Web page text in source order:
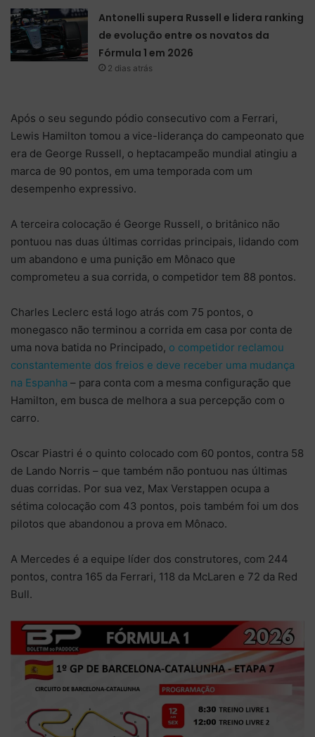
Antonelli supera Russell e lidera ranking
de evolução entre os novatos da
Fórmula 1 em 2026
2 dias atrás
Após o seu segundo pódio consecutivo com a Ferrari,
Lewis Hamilton tomou a vice-liderança do campeonato que
era de George Russell, o heptacampeão mundial atingiu a
marca de 90 pontos, em uma temporada com um
desempenho expressivo.
A terceira colocação é George Russell, o britânico não
pontuou nas duas últimas corridas principais, lidando com
um abandono e uma punição em Mônaco que
comprometeu a sua corrida, o competidor tem 88 pontos.
Charles Leclerc está logo atrás com 75 pontos, o
monegasco não terminou a corrida em casa por conta de
uma nova batida no Principado, o competidor reclamou
constantemente dos freios e deve receber uma mudança
na Espanha – para conta com a mesma configuração que
Hamilton, em busca de melhora a sua percepção com o
carro.
Oscar Piastri é o quinto colocado com 60 pontos, contra 58
de Lando Norris – que também não pontuou nas últimas
duas corridas. Por sua vez, Max Verstappen ocupa a
sétima colocação com 43 pontos, pois também foi um dos
pilotos que abandonou a prova em Mônaco.
A Mercedes é a equipe líder dos construtores, com 244
pontos, contra 165 da Ferrari, 118 da McLaren e 72 da Red
Bull.